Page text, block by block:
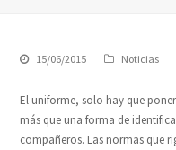
15/06/2015 Noticias
El uniforme, solo hay que
más que una forma de
compañeros. Las normas que